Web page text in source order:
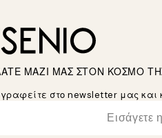
ΜΑΖΙ ΜΑΣ ΣΤΟΝ ΚΟΣΜΟ
στο newsletter μας και